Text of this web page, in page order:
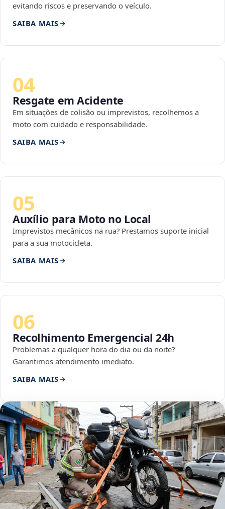
evitando riscos e preservando o veículo.
SAIBA MAIS
04
Resgate em Acidente
Em situações de colisão ou imprevistos, recolhemos a
moto com cuidado e responsabilidade.
SAIBA MAIS
05
Auxílio para Moto no Local
Imprevistos mecânicos na rua? Prestamos suporte inicial
para a sua motocicleta.
SAIBA MAIS
06
Recolhimento Emergencial 24h
Problemas a qualquer hora do dia ou da noite?
Garantimos atendimento imediato.
SAIBA MAIS